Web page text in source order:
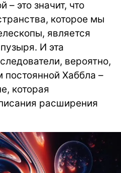
– это значит, что
которое мы
является
И эта
вероятно,
Хаббла –
которая
расширения